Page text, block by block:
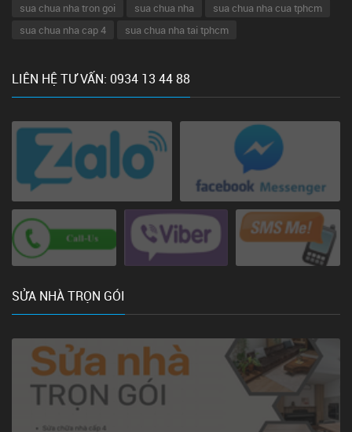
sua chua nha tron goi
sua chua nha
sua chua nha cua tphcm
sua chua nha cap 4
sua chua nha tai tphcm
LIÊN HỆ TƯ VẤN: 0934 13 44 88
SỬA NHÀ TRỌN GÓI